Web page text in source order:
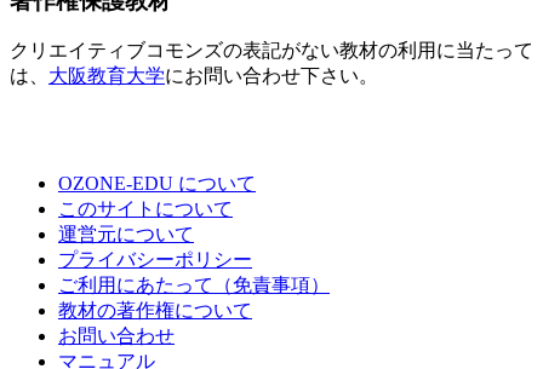
クリエイティブコモンズの表記がない教材の利用に当たって
は、 大阪教育大学にお問い合わせ下さい。
OZONE-EDU について
このサイトについて
運営元について
プライバシーポリシー
ご利用にあたって（免責事項）
教材の著作権について
お問い合わせ
マニュアル